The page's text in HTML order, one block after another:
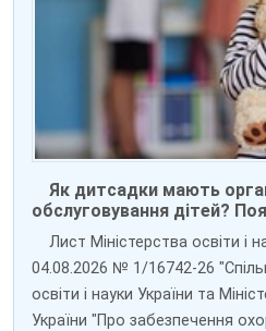
Як дитсадки мають
обслуговування дітей?
Лист Міністерства освіти і
04.08.2026 № 1/16742-26
освіти і науки України та
України "Про забезпечення